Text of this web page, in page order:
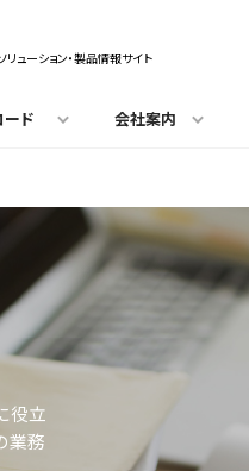
リューション・製品情報サイト
ド 会社案内
役立
業務